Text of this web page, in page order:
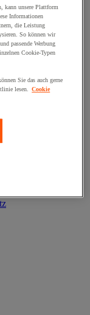
kann unsere Plattform
Informationen
die Leistung
So können wir
passende Werbung
Cookie-Typen
Sie das auch gerne
lesen. Cookie